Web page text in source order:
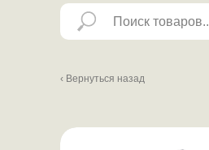
☰ Каталог одежды
‹ Вернуться назад